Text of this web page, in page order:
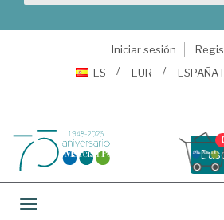
Iniciar sesión
ES
EUR ESPAÑA
Toggle navigation